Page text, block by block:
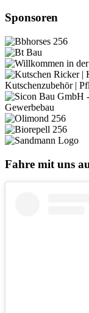
Sponsoren
Fahre mit uns